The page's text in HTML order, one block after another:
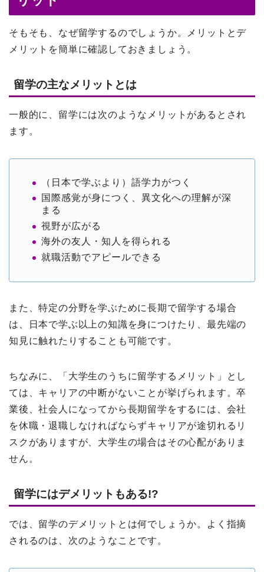
そもそも、なぜ留学するのでしょうか。メリットとデ
メリットを簡単に確認しておきましょう。
留学の主なメリットとは
一般的に、留学には次のようなメリットがあるとされ
ます。
（日本で学ぶより）語学力がつく
国際感覚が身につく、異文化への理解が深
まる
視野が広がる
海外の友人・知人を得られる
就職活動でアピールできる
また、特定の分野を学ぶために長期で留学する場合
は、日本で学ぶ以上の知識を身につけたり、最先端の
知見に触れたりすることも可能です。
ちなみに、「大学生のうちに留学するメリット」とし
ては、キャリアの中断がないことが挙げられます。卒
業後、社会人になってから長期留学をするには、会社
を休職・退職しなければならずキャリアが途切れるリ
スクがありますが、大学生の場合はその心配がありま
せん。
留学にはデメリットもある!?
では、留学のデメリットとは何でしょうか。よく指摘
されるのは、次のようなことです。